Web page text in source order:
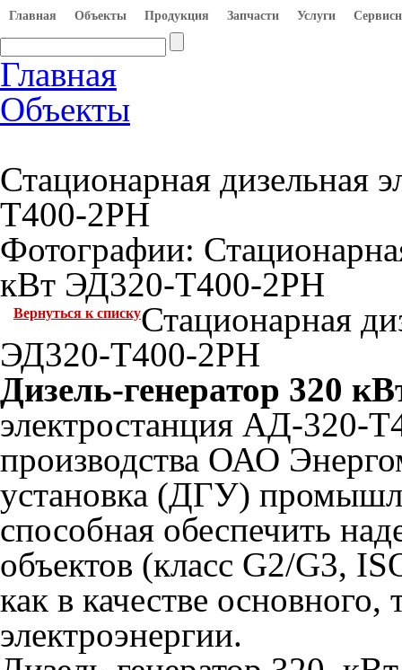
Главная Объекты Продукция Запчасти Услуги
Главная
Объекты
Стационарная дизельная
Т400-2РН
Фотографии:
кВт ЭД320-Т400-2РН
Вернуться к спискуСтационарная
ЭД320-Т400-2РН
Дизель-генератор 320
электростанция АД-
производства ОАО
установка (ДГУ)
способная обеспечить
объектов (класс G2/G3,
как в качестве основного,
электроэнергии.